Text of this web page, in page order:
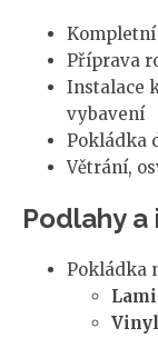
Příprava
Instalace
vybavení
Pokládka
Větrání,
Podlahy
Pokládka
Vinyl